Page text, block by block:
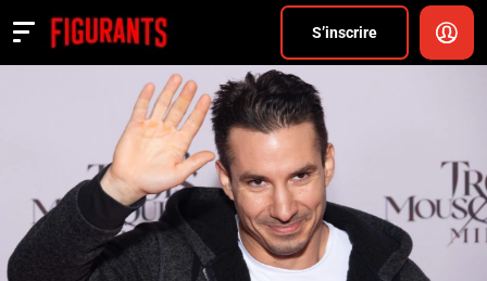
S’inscrire
Actualités
ANNONCER
FAQ
S’inscrire